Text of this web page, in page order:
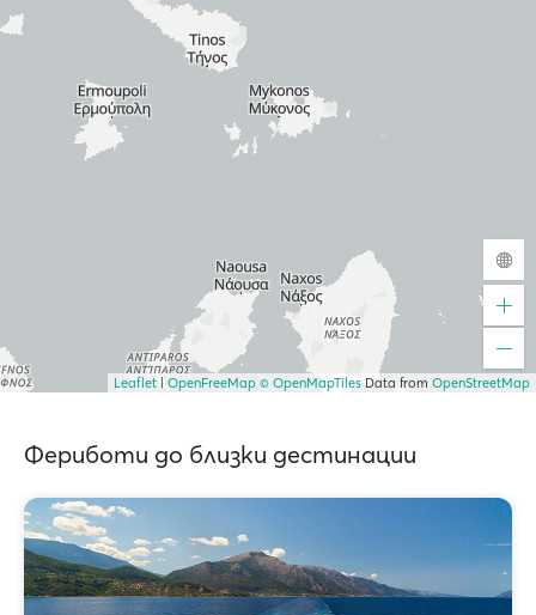
Leaflet OpenFreeMap © OpenMapTiles Data from OpenStreetMap
Фериботи до близки дестинации